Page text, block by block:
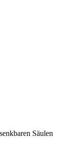
Säulen